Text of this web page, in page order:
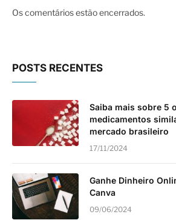
Os comentários estão encerrados.
POSTS RECENTES
Saiba mais sobre 5
medicamentos
mercado brasileiro
17/11/2024
Ganhe Dinheiro
Canva
09/06/2024